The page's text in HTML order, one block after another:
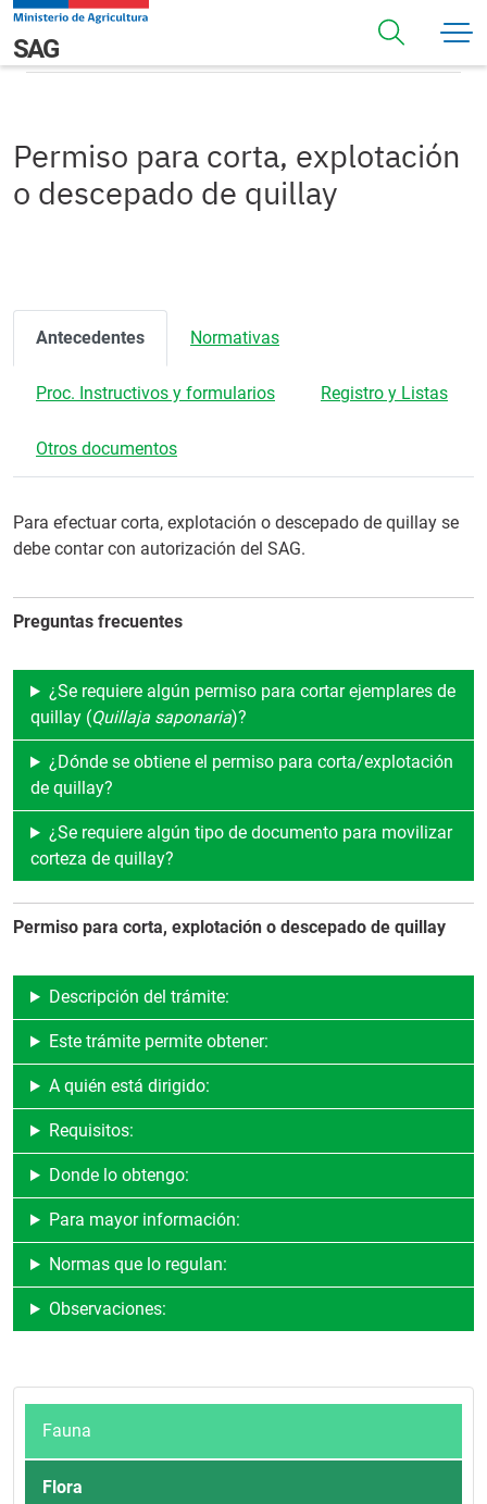
Pasar al contenido principal
Navegación principal
SAGPermiso para corta, explotación o descepado de quillay
Permiso para corta, explotación
o descepado de quillay
Antecedentes Normativas
Proc. Instructivos y formularios Registro y Listas
Otros documentos
Para efectuar corta, explotación o descepado de quillay se
debe contar con autorización del SAG.
Preguntas frecuentes
¿Se requiere algún permiso para cortar ejemplares de
quillay (Quillaja saponaria)?
¿Dónde se obtiene el permiso para corta/explotación
de quillay?
¿Se requiere algún tipo de documento para movilizar
corteza de quillay?
Permiso para corta, explotación o descepado de quillay
Descripción del trámite:
Este trámite permite obtener:
A quién está dirigido:
Requisitos:
Donde lo obtengo:
Para mayor información:
Normas que lo regulan:
Observaciones:
Fauna
Flora